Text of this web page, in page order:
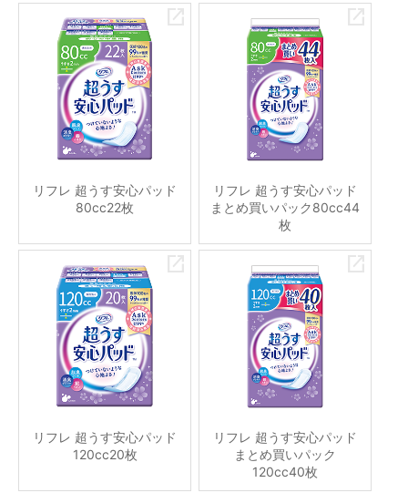
リフレ 超うす安心パッド
80cc22枚
リフレ 超うす安心パッド
まとめ買いパック80cc44
枚
リフレ 超うす安心パッド
120cc20枚
リフレ 超うす安心パッド
まとめ買いパック
120cc40枚